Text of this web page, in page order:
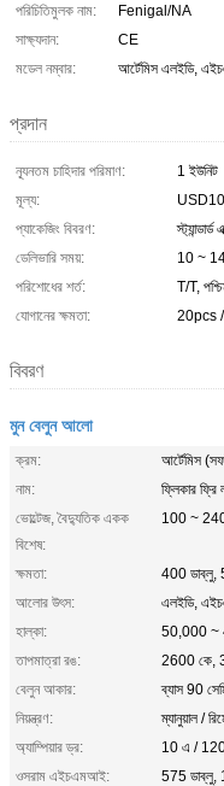
পরিচিতিমুলক নাম:
Fenigal/NA
সাক্ষ্যদান:
CE
মডেল নম্বার:
আর্টেমিস এলইডি,
প্রদান
ন্যূনতম চাহিদার পরিমাণ:
1 ইউনিট
মূল্য:
প্যাকেজিং বিবরণ:
ডেলিভারি সময়:
10 ~ 14
পরিশোধের শর্ত:
T/T,
যোগানের ক্ষমতা:
20pcs /
বিবরণ
মুন বেলুন আলো
ক্রম:
আর্টেমিস
নাম:
ফ্লিকার
ভোল্টেজ, বৈদ্যুতিক একক
বিশেষ:
100 ~
ক্ষমতা:
400 ডাব্লু,
আলোর উৎস:
এলইডি,
হাল্কা:
50,000 ~
তাপমাত্রা রঙ:
2600 কে,
বেলুন আকার:
ব্যাস 90
নিয়ন্ত্রণ:
ম্যানুয়াল /
অ্যাম্পিয়ার ড্র:
10 এ / 120
ওসরাম এইচএমআই:
575 ডাব্লু,